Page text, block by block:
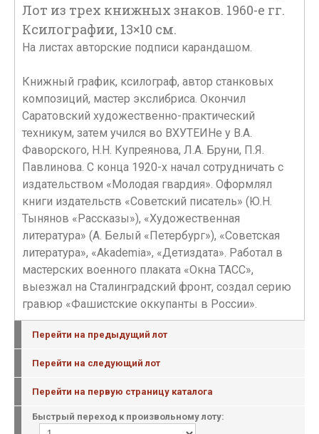
Лот из трех книжных знаков. 1960-е гг.
Ксилографии, 13×10 см.
На листах авторские подписи карандашом.
Книжный график, ксилограф, автор станковых
композиций, мастер экслибриса. Окончил
Саратовский художественно-практический
техникум, затем учился во ВХУТЕИНе у В.А.
Фаворского, Н.Н. Купреянова, Л.А. Бруни, П.Я.
Павлинова. С конца 1920-х начал сотрудничать с
издательством «Молодая гвардия». Оформлял
книги издательств «Советский писатель» (Ю.Н.
Тынянов «Рассказы»), «Художественная
литература» (А. Белый «Петербург»), «Советская
литература», «Akademia», «Детиздата». Работал в
мастерских военного плаката «Окна ТАСС»,
выезжал на Сталинградский фронт, создал серию
гравюр «Фашистские оккупанты в России».
Перейти на предыдущий лот
Перейти на следующий лот
Перейти на первую страницу каталога
Быстрый переход к произвольному лоту: